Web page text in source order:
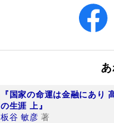
『国家の命運は金融にあり
の生涯 上』
板谷 敏彦 著